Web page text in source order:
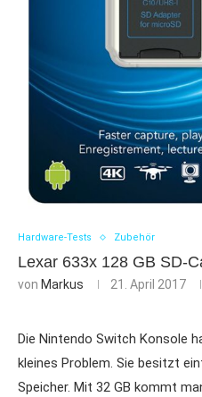
Hardware-Tests Zubehör
Lexar 633x 128 GB SD-
von Markus 21. April 2017
Die Nintendo Switch Konsole
kleines Problem. Sie besitzt
Speicher. Mit 32 GB kommt